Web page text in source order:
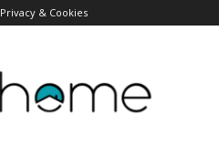
Privacy & Cookies
người
Việt